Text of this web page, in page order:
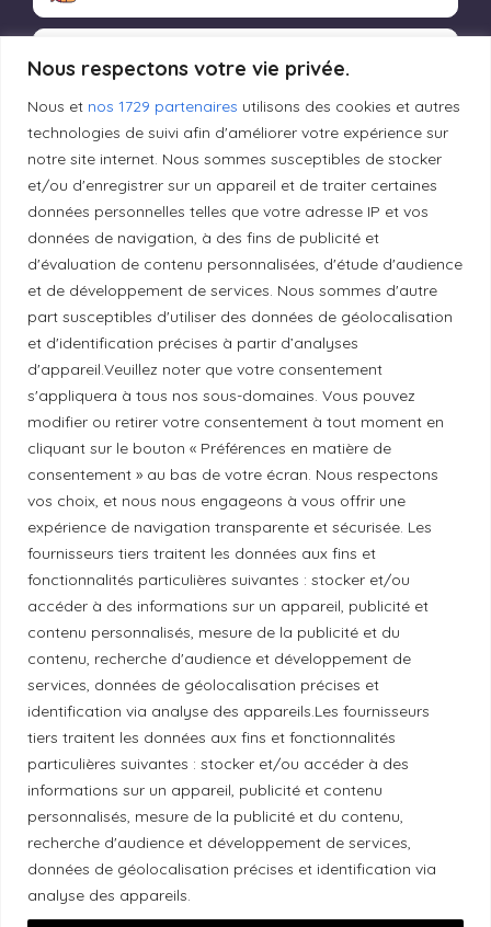
Nous respectons votre vie privée.
Nous et nos 1729 partenaires utilisons des cookies et autres
technologies de suivi afin d'améliorer votre expérience sur
notre site internet. Nous sommes susceptibles de stocker
et/ou d'enregistrer sur un appareil et de traiter certaines
données personnelles telles que votre adresse IP et vos
données de navigation, à des fins de publicité et
d'évaluation de contenu personnalisées, d'étude d'audience
et de développement de services. Nous sommes d'autre
part susceptibles d'utiliser des données de géolocalisation
et d'identification précises à partir d’analyses
d'appareil.Veuillez noter que votre consentement
s'appliquera à tous nos sous-domaines. Vous pouvez
modifier ou retirer votre consentement à tout moment en
cliquant sur le bouton « Préférences en matière de
consentement » au bas de votre écran. Nous respectons
vos choix, et nous nous engageons à vous offrir une
expérience de navigation transparente et sécurisée. Les
fournisseurs tiers traitent les données aux fins et
fonctionnalités particulières suivantes : stocker et/ou
accéder à des informations sur un appareil, publicité et
contenu personnalisés, mesure de la publicité et du
contenu, recherche d'audience et développement de
services, données de géolocalisation précises et
identification via analyse des appareils.Les fournisseurs
tiers traitent les données aux fins et fonctionnalités
particulières suivantes : stocker et/ou accéder à des
informations sur un appareil, publicité et contenu
personnalisés, mesure de la publicité et du contenu,
recherche d'audience et développement de services,
données de géolocalisation précises et identification via
analyse des appareils.
Produits transformés artisanaux
Liens utiles
Mentions légales
Politique de confidentialité
Principes de publication
Politique de correction
Politique de diversité
Politique éthique
Reconnaissance du territoire
Local Market, marque portée par la société Les
Chats Gourmets Ltd. tient à souligner que ses
installations, situées au 511 Lacolle Way (Ottawa-
Orléans), se trouvent sur le territoire traditionnel non
cédé du peuple algonquin anichinabé. Nous
reconnaissons et remercions les peuples